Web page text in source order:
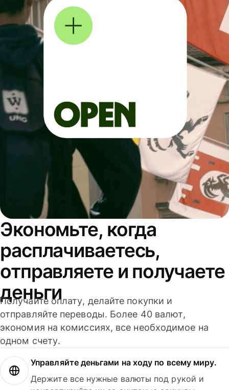
Экономьте, когда
расплачиваетесь,
отправляете и получаете
деньги
Получайте оплату, делайте покупки и
отправляйте переводы. Более 40 валют,
экономия на комиссиях, все необходимое на
одном счету.
Управляйте деньгами на ходу по всему миру.
Держите все нужные валюты под рукой и